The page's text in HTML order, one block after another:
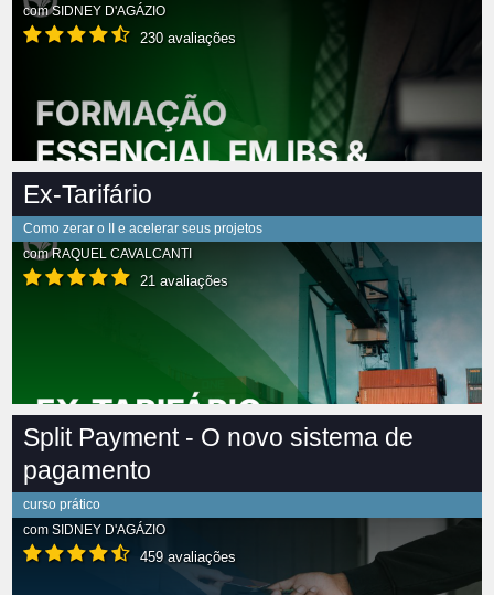
comSIDNEY D'AGÁZIO
230 avaliações
Ex-Tarifário
Como zerar o II e acelerar seus projetos
comRAQUEL CAVALCANTI
21 avaliações
Split Payment - O novo sistema de
pagamento
curso prático
com SIDNEY D'AGÁZIO
459 avaliações